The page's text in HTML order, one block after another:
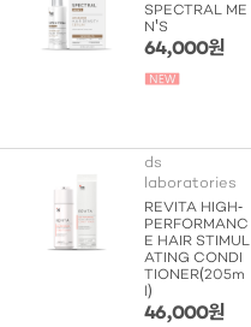
SPECTRAL ME
N'S
64,000원
ds
laboratories
REVITA HIGH-
PERFORMANC
E HAIR STIMUL
ATING CONDI
TIONER(205m
l)
46,000원